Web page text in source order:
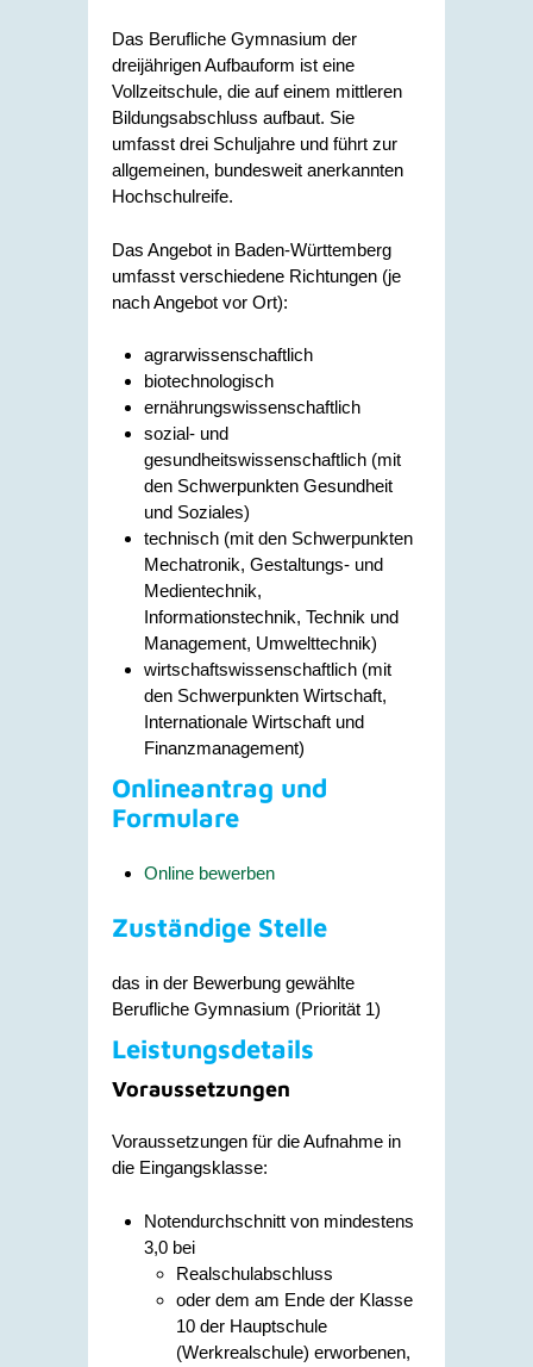
Das Berufliche Gymnasium der
dreijährigen Aufbauform ist eine
Vollzeitschule, die auf einem mittleren
Bildungsabschluss aufbaut. Sie
umfasst drei Schuljahre und führt zur
allgemeinen, bundesweit anerkannten
Hochschulreife.
Das Angebot in Baden-Württemberg
umfasst verschiedene Richtungen (je
nach Angebot vor Ort):
agrarwissenschaftlich
biotechnologisch
ernährungswissenschaftlich
sozial- und
gesundheitswissenschaftlich (mit
den Schwerpunkten Gesundheit
und Soziales)
technisch (mit den Schwerpunkten
Mechatronik, Gestaltungs- und
Medientechnik,
Informationstechnik, Technik und
Management, Umwelttechnik)
wirtschaftswissenschaftlich (mit
den Schwerpunkten Wirtschaft,
Internationale Wirtschaft und
Finanzmanagement)
Onlineantrag und
Formulare
Online bewerben
Zuständige Stelle
das in der Bewerbung gewählte
Berufliche Gymnasium (Priorität 1)
Leistungsdetails
Voraussetzungen
Voraussetzungen für die Aufnahme in
die Eingangsklasse:
Notendurchschnitt von mindestens
3,0 bei
Realschulabschluss
oder dem am Ende der Klasse
10 der Hauptschule
(Werkrealschule) erworbenen,